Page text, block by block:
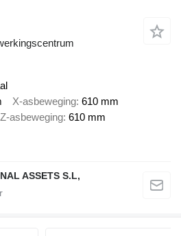
X-asbeweging 610 mm
Z-asbeweging 610 mm
ASSETS S.L,